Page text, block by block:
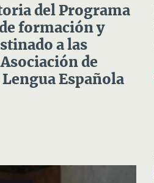
del Programa
de formación y
a las
de
Española